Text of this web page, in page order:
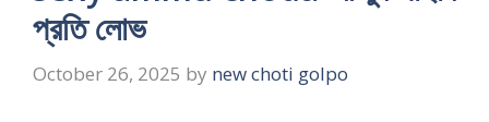
প্রতি লোভ
October 26, 2025 by new choti golpo